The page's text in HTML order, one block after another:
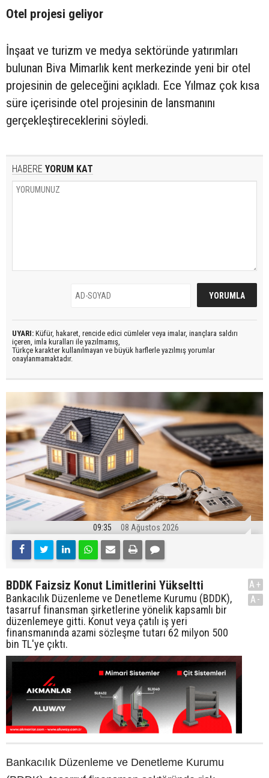
Otel projesi geliyor
İnşaat ve turizm ve medya sektöründe yatırımları
bulunan Biva Mimarlık kent merkezinde yeni bir otel
projesinin de geleceğini açıkladı. Ece Yılmaz çok kısa
süre içerisinde otel projesinin de lansmanını
gerçekleştireceklerini söyledi.
HABERE YORUM KAT
UYARI: Küfür, hakaret, rencide edici cümleler veya imalar, inançlara saldırı
içeren, imla kuralları ile yazılmamış,
Türkçe karakter kullanılmayan ve büyük harflerle yazılmış yorumlar
onaylanmamaktadır.
09:35 08 Ağustos 2026
BDDK Faizsiz Konut Limitlerini Yükseltti
Bankacılık Düzenleme ve Denetleme Kurumu (BDDK),
tasarruf finansman şirketlerine yönelik kapsamlı bir
düzenlemeye gitti. Konut veya çatılı iş yeri
finansmanında azami sözleşme tutarı 62 milyon 500
bin TL'ye çıktı.
A+
A-
Bankacılık Düzenleme ve Denetleme Kurumu